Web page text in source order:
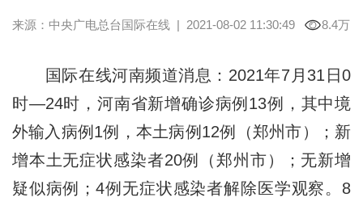
来源：中央广电总台国际在线| 2021-08-02 11:30:49 8.4万
国际在线河南频道消息：2021年7月31日0
时—24时，河南省新增确诊病例13例，其中境
外输入病例1例，本土病例12例（郑州市）；新
增本土无症状感染者20例（郑州市）；无新增
疑似病例；4例无症状感染者解除医学观察。8